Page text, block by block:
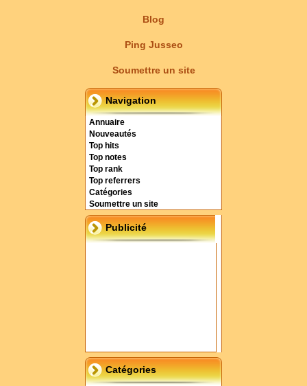
Blog
Ping Jusseo
Soumettre un site
Navigation
Annuaire
Nouveautés
Top hits
Top notes
Top rank
Top referrers
Catégories
Soumettre un site
Publicité
Catégories